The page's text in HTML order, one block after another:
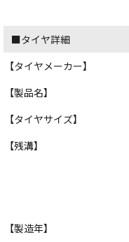
■タイヤ詳細
【タイヤメーカー】
【製品名】
【タイヤサイズ】
【残溝】
【製造年】